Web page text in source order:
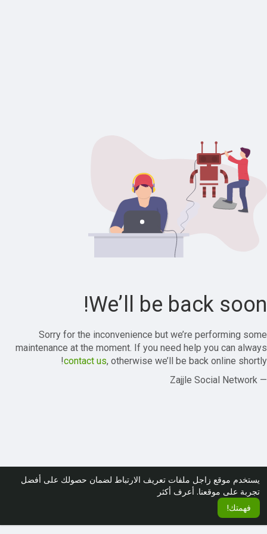
يستخدم موقع زاجل ملفات تعريف الارتباط لضمان حصولك على أفضل
تجربة على موقعنا. أعرف أكثر
فهمتك!
We’ll be back soon!
Sorry for the inconvenience but we’re performing some
maintenance at the moment. If you need help you can always
contact us, otherwise we’ll be back online shortly!
— Zajjle Social Network